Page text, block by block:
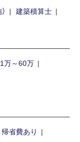
建築積算士
万～60万
帰省費あり